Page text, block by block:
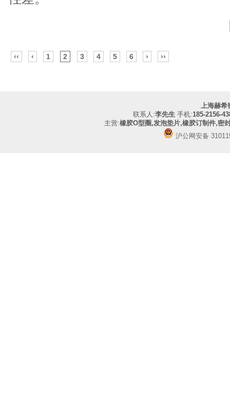
‹‹ ‹ 1 2 3 4 5 6 › ››
上海赫希
联系人:李先生手机:185-2156-
主营:橡胶O型圈,发泡垫片,橡胶订制件,密
沪公网安备